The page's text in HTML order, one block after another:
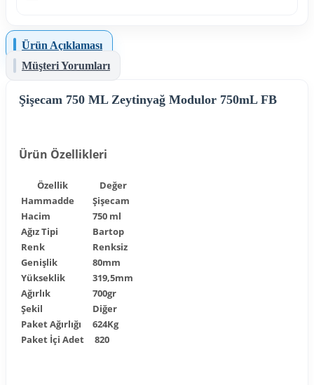
Ürün Açıklaması
Müşteri Yorumları
Şişecam 750 ML Zeytinyağ Modulor 750mL FB
Ürün Özellikleri
Özellik
Değer
Hammadde
Şişecam
Hacim
750 ml
Ağız Tipi
Bartop
Renk
Renksiz
Genişlik
80mm
Yükseklik
319,5mm
Ağırlık
700gr
Şekil
Diğer
Paket Ağırlığı
624Kg
Paket İçi Adet
820